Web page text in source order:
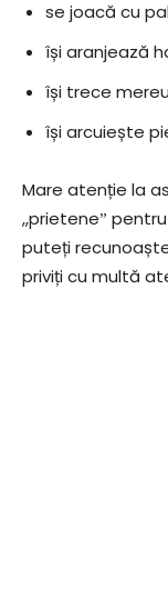
se joacă cu
își aranjează
își trece
își arcuiește
Mare atenție la
,,prieteneˮ
puteți
priviți cu multă